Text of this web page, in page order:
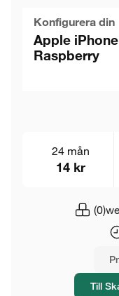
Konfigurera din
Apple
Raspberry
(0)
24 mån
14 kr
Till